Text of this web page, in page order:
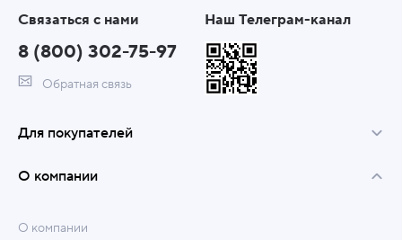
Связаться с нами
8 (800) 302-75-97
Обратная связь
Наш Телеграм-канал
Для покупателей
О компании
О компании